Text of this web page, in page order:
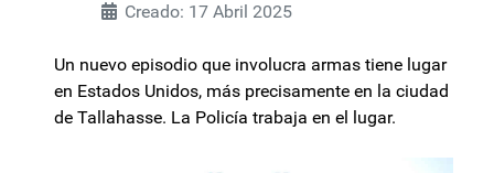
Creado: 17 Abril 2025
Un nuevo episodio que involucra armas tiene lugar
en Estados Unidos, más precisamente en la ciudad
de Tallahasse. La Policía trabaja en el lugar.